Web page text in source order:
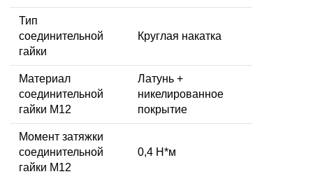
Тип
соединительной
гайки
Круглая накатка
Материал
соединительной
гайки M12
Латунь +
никелированное
покрытие
Момент затяжки
соединительной
гайки M12
0,4 Н*м